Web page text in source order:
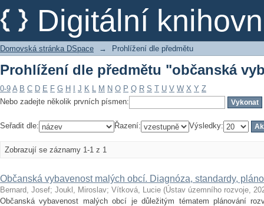
Digitální
Prohlížení dle předmětu "občanská
Domovská stránka DSpace → Prohlížení dle předmětu
Prohlížení dle předmětu "občanská
0-9 A B C D E F G H J K L M N O P Q R S T U V W X Y Z
Nebo zadejte několik prvních písmen:
Seřadit dle: Řazení: Výsledky:
Zobrazují se záznamy 1-1 z 1
Občanská vybavenost malých obcí. Diagnóza, standardy,
Bernard, Josef; Joukl, Miroslav; Vítková, Lucie (Ústav územního rozvoje,
Občanská vybavenost malých obcí je důležitým tématem plánování